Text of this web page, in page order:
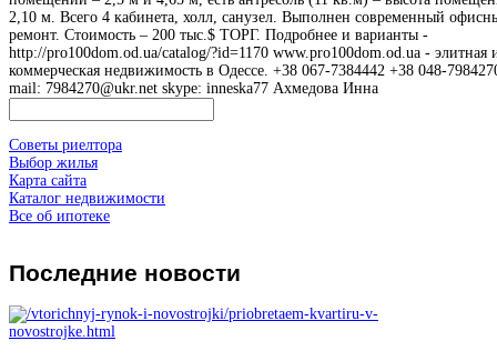
2,10 м. Всего 4 кабинета, холл, санузел. Выполнен современный
ремонт. Стоимость – 200 тыс.$ ТОРГ. Подробнее и варианты -
http://pro100dom.od.ua/catalog/?id=1170 www.pro100dom.od.ua - элитная
коммерческая недвижимость в Одессе. +38 067-7384442 +38 048-
mail: 7984270@ukr.net skype: inneska77 Ахмедова Инна
Советы риелтора
Выбор жилья
Карта сайта
Каталог недвижимости
Все об ипотеке
Последние новости